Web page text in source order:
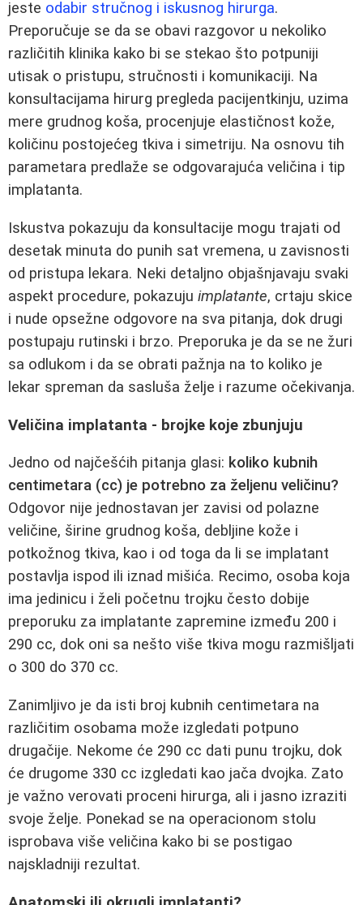
jeste odabir stručnog i iskusnog hirurga.
Preporučuje se da se obavi razgovor u nekoliko
različitih klinika kako bi se stekao što potpuniji
utisak o pristupu, stručnosti i komunikaciji. Na
konsultacijama hirurg pregleda pacijentkinju, uzima
mere grudnog koša, procenjuje elastičnost kože,
količinu postojećeg tkiva i simetriju. Na osnovu tih
parametara predlaže se odgovarajuća veličina i tip
implatanta.
Iskustva pokazuju da konsultacije mogu trajati od
desetak minuta do punih sat vremena, u zavisnosti
od pristupa lekara. Neki detaljno objašnjavaju svaki
aspekt procedure, pokazuju implatante, crtaju skice
i nude opsežne odgovore na sva pitanja, dok drugi
postupaju rutinski i brzo. Preporuka je da se ne žuri
sa odlukom i da se obrati pažnja na to koliko je
lekar spreman da sasluša želje i razume očekivanja.
Veličina implatanta - brojke koje zbunjuju
Jedno od najčešćih pitanja glasi: koliko kubnih
centimetara (cc) je potrebno za željenu veličinu?
Odgovor nije jednostavan jer zavisi od polazne
veličine, širine grudnog koša, debljine kože i
potkožnog tkiva, kao i od toga da li se implatant
postavlja ispod ili iznad mišića. Recimo, osoba koja
ima jedinicu i želi početnu trojku često dobije
preporuku za implatante zapremine između 200 i
290 cc, dok oni sa nešto više tkiva mogu razmišljati
o 300 do 370 cc.
Zanimljivo je da isti broj kubnih centimetara na
različitim osobama može izgledati potpuno
drugačije. Nekome će 290 cc dati punu trojku, dok
će drugome 330 cc izgledati kao jača dvojka. Zato
je važno verovati proceni hirurga, ali i jasno izraziti
svoje želje. Ponekad se na operacionom stolu
isprobava više veličina kako bi se postigao
najskladniji rezultat.